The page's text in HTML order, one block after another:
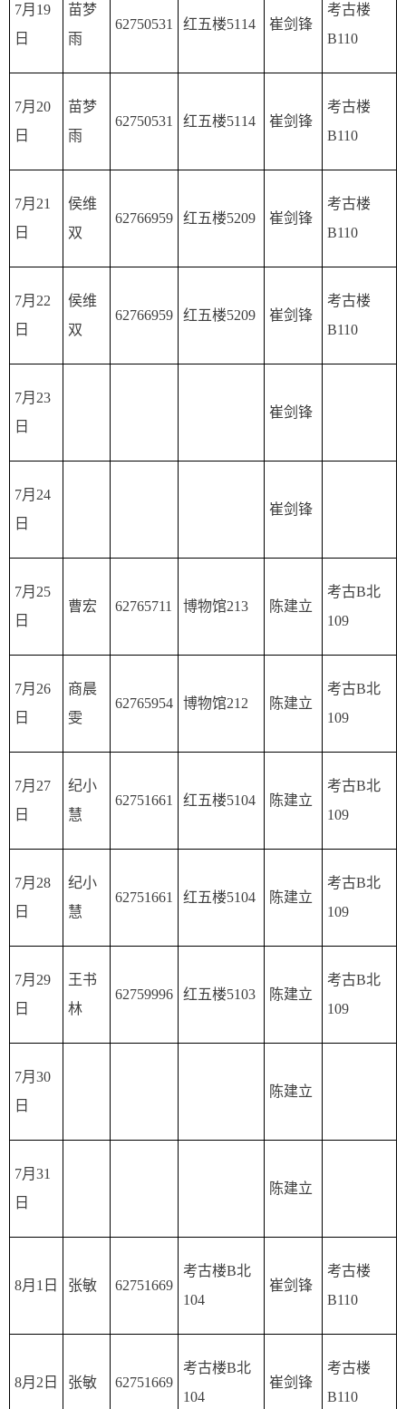
7月19
日
苗梦
雨
62750531 红五楼5114 崔剑锋
考古楼
B110
7月20
日
苗梦
雨
62750531 红五楼5114 崔剑锋
考古楼
B110
7月21
日
侯维
双
62766959 红五楼5209 崔剑锋
考古楼
B110
7月22
日
侯维
双
62766959 红五楼5209 崔剑锋
考古楼
B110
7月23
日
崔剑锋
7月24
日
崔剑锋
7月25
日
曹宏 62765711 博物馆213 陈建立
考古B北
109
7月26
日
商晨
雯
62765954 博物馆212 陈建立
考古B北
109
7月27
日
纪小
慧
62751661 红五楼5104 陈建立
考古B北
109
7月28
日
纪小
慧
62751661 红五楼5104 陈建立
考古B北
109
7月29
日
王书
林
62759996 红五楼5103 陈建立
考古B北
109
7月30
日
陈建立
7月31
日
陈建立
8月1日 张敏 62751669
考古楼B北
104
崔剑锋
考古楼
B110
8月2日 张敏 62751669
考古楼B北
104
崔剑锋
考古楼
B110